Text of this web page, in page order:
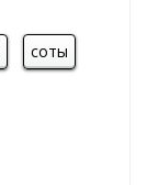
соты